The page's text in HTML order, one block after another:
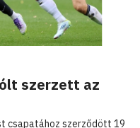
szerzett az
csapatához szerződött 19